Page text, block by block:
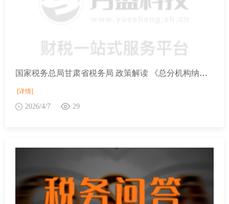
国家税务总局甘肃省税务局 政策解读 《总分机构纳税人增值税汇总计算缴纳办法》政策解读
[详情]
2026/4/7 29